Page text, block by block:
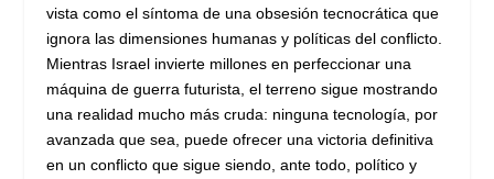
vista como el síntoma de una obsesión tecnocrática que
ignora las dimensiones humanas y políticas del conflicto.
Mientras Israel invierte millones en perfeccionar una
máquina de guerra futurista, el terreno sigue mostrando
una realidad mucho más cruda: ninguna tecnología, por
avanzada que sea, puede ofrecer una victoria definitiva
en un conflicto que sigue siendo, ante todo, político y